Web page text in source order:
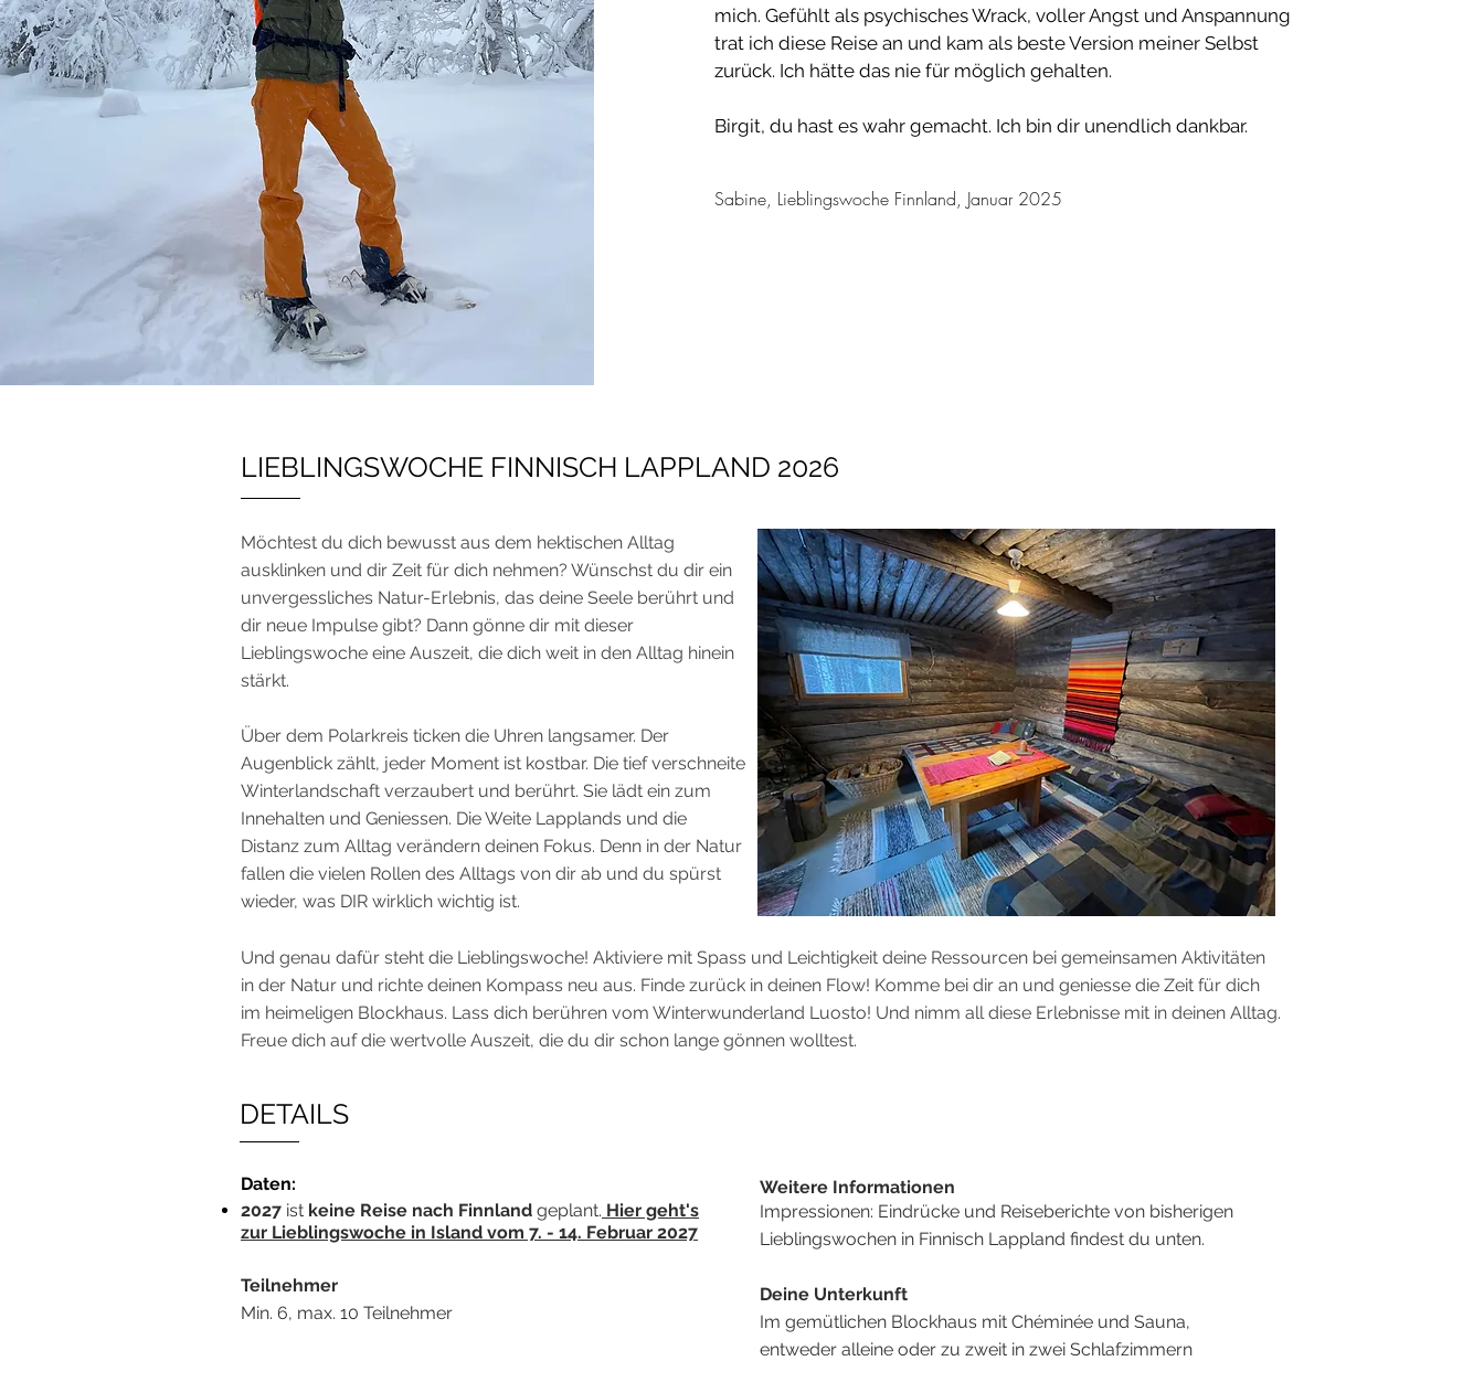
mich. Gefühlt als psychisches Wrack, voller Angst und Anspannung
trat ich diese Reise an und kam als beste Version meiner Selbst
zurück. Ich hätte das nie für möglich gehalten.
Birgit, du hast es wahr gemacht. Ich bin dir unendlich dankbar.
Sabine, Lieblingswoche Finnland, Januar 2025
LIEBLINGSWOCHE FINNISCH LAPPLAND 2026
Möchtest du dich bewusst aus dem hektischen Alltag
ausklinken und dir Zeit für dich nehmen? Wünschst du dir ein
unvergessliches Natur-Erlebnis, das deine Seele berührt und
dir neue Impulse gibt? Dann gönne dir mit dieser
Lieblingswoche eine Auszeit, die dich weit in den Alltag hinein
stärkt.
Über dem Polarkreis ticken die Uhren langsamer. Der
Augenblick zählt, jeder Moment ist kostbar. Die tief verschneite
Winterlandschaft verzaubert und berührt. Sie lädt ein zum
Innehalten und Geniessen. Die Weite Lapplands und die
Distanz zum Alltag verändern deinen Fokus. Denn in der Natur
fallen die vielen Rollen des Alltags von dir ab und du spürst
wieder, was DIR wirklich wichtig ist.
Und genau dafür steht die Lieblingswoche! Aktiviere mit Spass und Leichtigkeit deine Ressourcen bei gemeinsamen Aktivitäten
in der Natur und richte deinen Kompass neu aus. Finde zurück in deinen Flow! Komme bei dir an und geniesse die Zeit für dich
im heimeligen Blockhaus. Lass dich berühren vom Winterwunderland Luosto! Und nimm all diese Erlebnisse mit in deinen Alltag.
Freue dich auf die wertvolle Auszeit, die du dir schon lange gönnen wolltest.
DETAILS
Daten:
2027 ist keine Reise nach Finnland geplant. Hier geht's
zur Lieblingswoche in Island vom 7. - 14. Februar 2027
Teilnehmer
​Min. 6, max. 10 Teilnehmer
Weitere Informationen
Impressionen: Eindrücke und Reiseberichte von bisherigen
Lieblingswochen in Finnisch Lappland findest du unten.
Deine Unterkunft
Im gemütlichen Blockhaus mit Chéminée und Sauna,
entweder alleine oder zu zweit in zwei Schlafzimmern​